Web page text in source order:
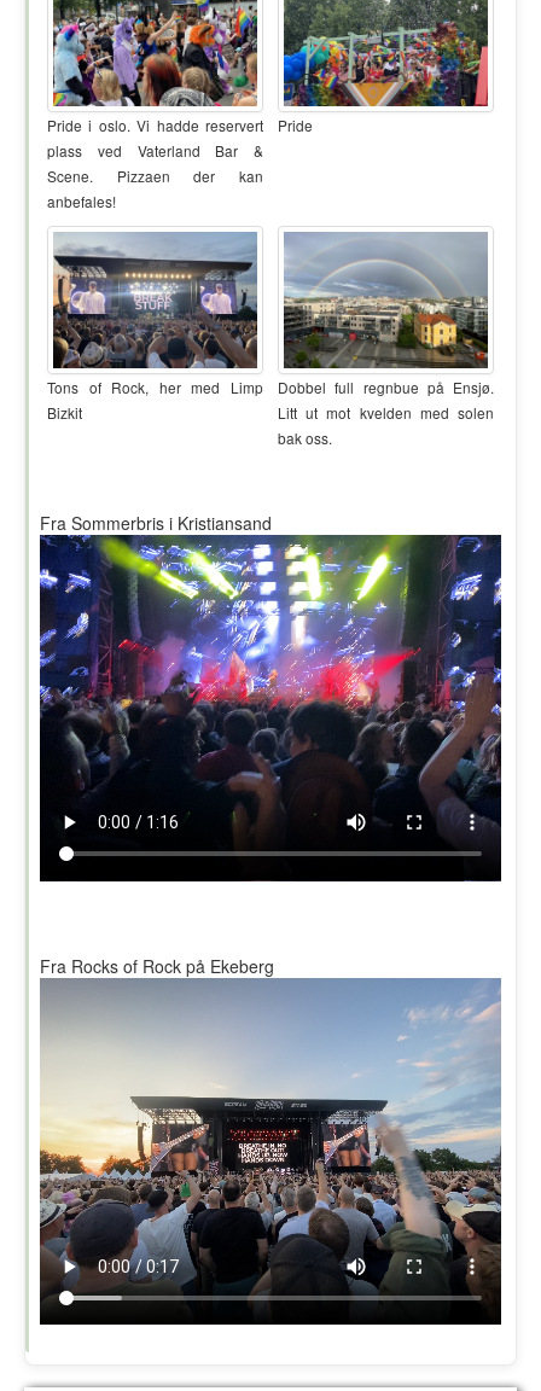
Pride i oslo. Vi hadde reservert
plass ved Vaterland Bar &
Scene. Pizzaen der kan
anbefales!
Pride
Tons of Rock, her med Limp
Bizkit
Dobbel full regnbue på Ensjø.
Litt ut mot kvelden med solen
bak oss.
Fra Sommerbris i Kristiansand
Fra Rocks of Rock på Ekeberg